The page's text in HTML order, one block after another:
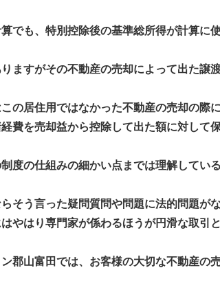
でも、特別控除後の基準総所得が計算に
ますがその不動産の売却によって出た譲
の居住用ではなかった不動産の売却の際
費を売却益から控除して出た額に対して
度の仕組みの細かい点までは理解している
そう言った疑問質問や問題に法的問題が
やはり専門家が係わるほうが円滑な取引
郡山富田では、お客様の大切な不動産の